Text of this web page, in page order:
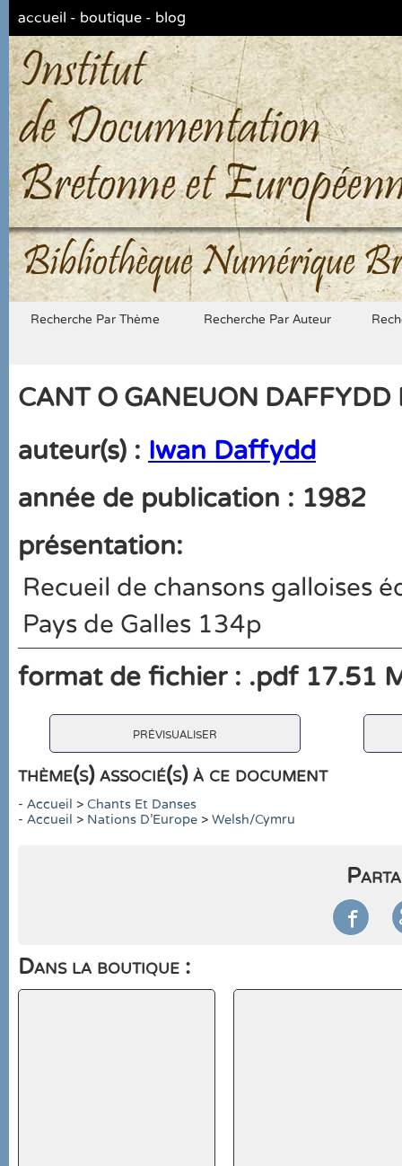
accueil - boutique - blog
Bibliothèque Numérique
Recherche Par Thème Recherche Par Auteur
CANT O GANEUON DAFFYDD
auteur(s) : Iwan Daffydd
année de publication : 1982
présentation:
Recueil de chansons galloises
Pays de Galles 134p
format de fichier : .pdf 17.51
prévisualiser
thème(s) associé(s) à ce document
- Accueil > Chants Et Danses
- Accueil > Nations D'Europe > Welsh/Cymru

Dans la boutique :